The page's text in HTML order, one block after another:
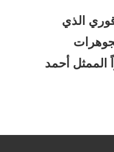
الناقوري الذي
الممثل أحمد